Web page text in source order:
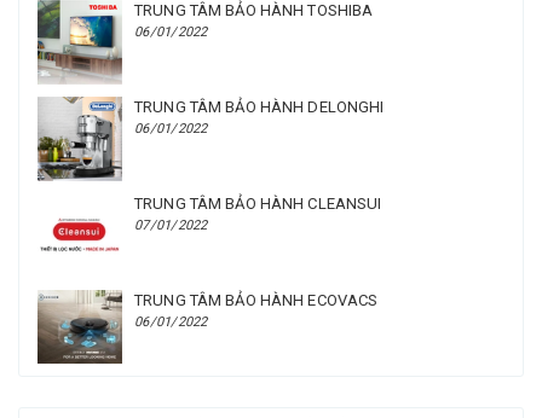
TRUNG TÂM BẢO HÀNH TOSHIBA
06/01/2022
TRUNG TÂM BẢO HÀNH DELONGHI
06/01/2022
TRUNG TÂM BẢO HÀNH CLEANSUI
07/01/2022
TRUNG TÂM BẢO HÀNH ECOVACS
06/01/2022